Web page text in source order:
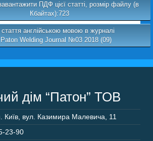
ПДФ цієї статті, розмір файлу (в
Кбайтах):723
англійською мовою в журналі
Welding Journal №03 2018 (09)
дім “Патон” ТОВ
Київ, вул. Казимира Малевича, 11
23-90